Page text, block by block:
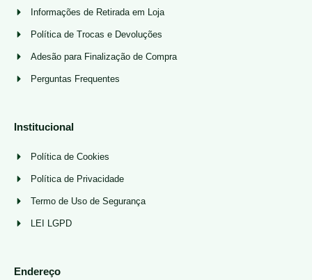
Informações de Retirada em Loja
Política de Trocas e Devoluções
Adesão para Finalização de Compra
Perguntas Frequentes
Institucional
Política de Cookies
Política de Privacidade
Termo de Uso de Segurança
LEI LGPD
Endereço